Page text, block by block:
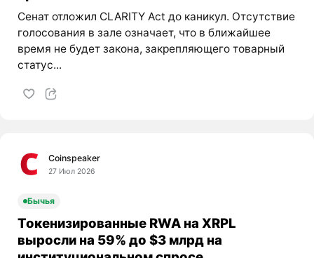
Сенат отложил CLARITY Act до каникул. Отсутствие
голосования в зале означает, что в ближайшее
время не будет закона, закрепляющего товарный
статус...
Coinspeaker
27 Июл 2026
Бычья
Токенизированные RWA на XRPL
выросли на 59% до $3 млрд на